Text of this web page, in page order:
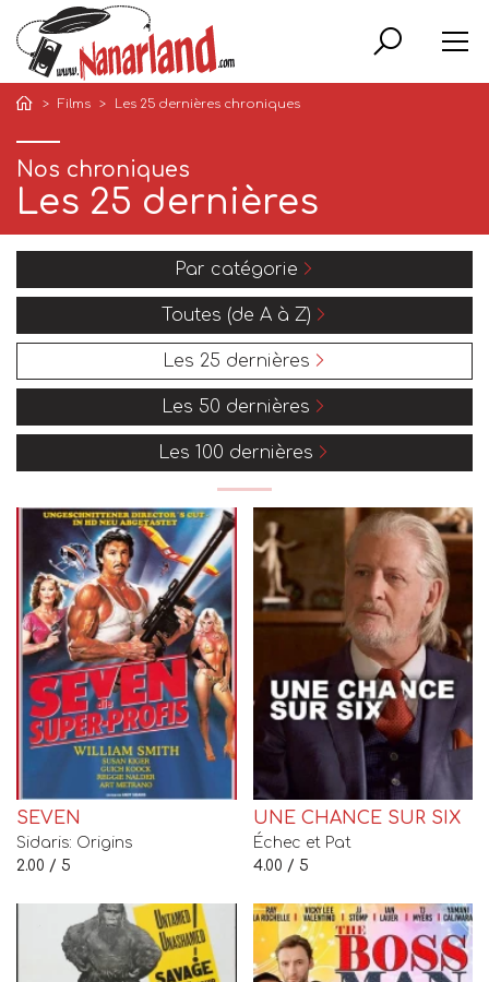
Films Les 25 dernières chroniques
Nos chroniques
Les 25 dernières
Par catégorie
Toutes (de A à Z)
Les 25 dernières
Les 50 dernières
Les 100 dernières
SEVEN
Sidaris: Origins
2.00 / 5
UNE CHANCE SUR SIX
Échec et Pat
4.00 / 5